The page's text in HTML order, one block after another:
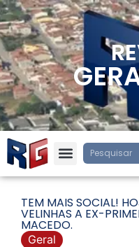
TEM MAIS SOCIAL!
VELINHAS A EX-
MACEDO.
Geral